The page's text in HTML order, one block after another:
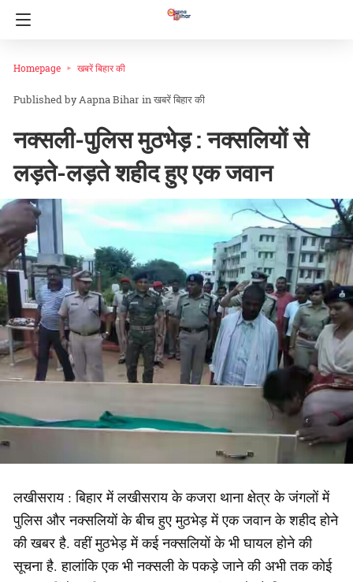
Homepage खबरें बिहार की
Aapna Bihar inखबरें बिहार की
नक्सली-पुलिस मुठभेड़ : नक्सलियों से
लड़ते-लड़ते शहीद हुए एक जवान
लखीसराय : बिहार में लखीसराय के कजरा थाना क्षेत्र के जंगलों में
पुलिस और नक्सलियों के बीच हुए मुठभेड़ में एक जवान के शहीद होने
की खबर है. वहीं मुठभेड़ में कई नक्सलियों के भी घायल होने की
सूचना है. हालांकि एक भी नक्सली के पकड़े जाने की अभी तक कोई